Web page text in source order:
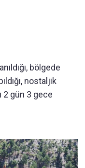
bölgede
nostaljik
2 gün 3 gece